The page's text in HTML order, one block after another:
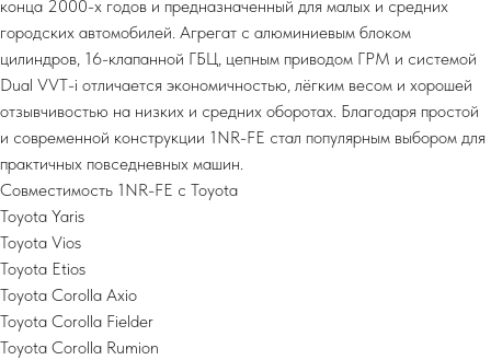
конца 2000-х годов и предназначенный для малых и средних
городских автомобилей. Агрегат с алюминиевым блоком
цилиндров, 16-клапанной ГБЦ, цепным приводом ГРМ и системой
Dual VVT-i отличается экономичностью, лёгким весом и хорошей
отзывчивостью на низких и средних оборотах. Благодаря простой
и современной конструкции 1NR-FE стал популярным выбором для
практичных повседневных машин.
Совместимость 1NR-FE с Toyota
Toyota Yaris
Toyota Vios
Toyota Etios
Toyota Corolla Axio
Toyota Corolla Fielder
Toyota Corolla Rumion